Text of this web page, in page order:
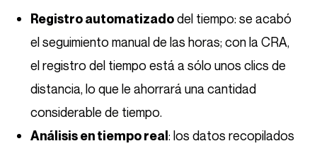
Registro automatizadodel tiempo: se acabó
el seguimiento manual de las horas; con la CRA,
el registro del tiempo está a sólo unos clics de
distancia, lo que le ahorrará una cantidad
considerable de tiempo.
Análisis en tiempo real : los datos recopilados